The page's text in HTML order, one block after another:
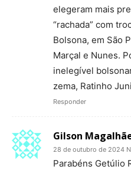
elegeram mais
“rachada” com
Bolsona, em São
Marçal e Nunes.
inelegível
zema, Ratinho
Responder
Gilson
28 de outubro de 2024
Parabéns Getúlio